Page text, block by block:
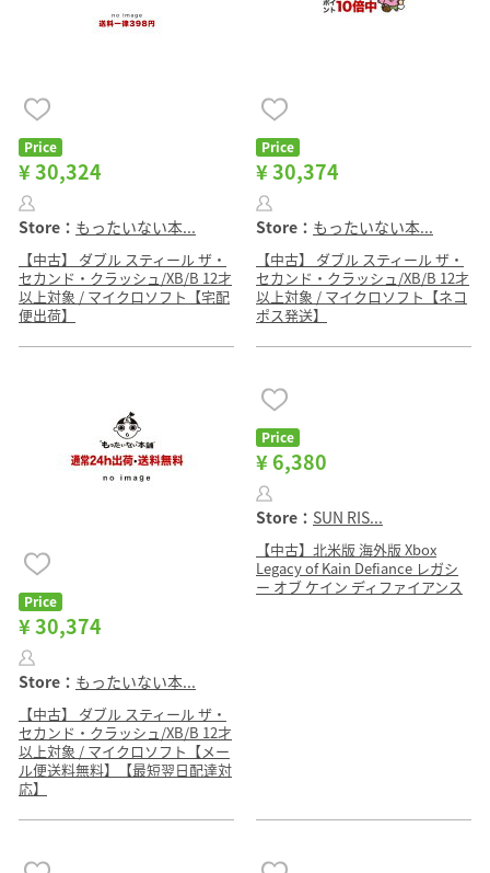
Price
¥ 30,324
Store： もったいない本...
【中古】 ダブル スティール ザ・
セカンド・クラッシュ/XB/B 12才
以上対象 / マイクロソフト【宅配
便出荷】
Price
¥ 30,374
Store： もったいない本...
【中古】 ダブル スティール ザ・
セカンド・クラッシュ/XB/B 12才
以上対象 / マイクロソフト【ネコ
ポス発送】
Price
¥ 30,374
Store： もったいない本...
【中古】 ダブル スティール ザ・
セカンド・クラッシュ/XB/B 12才
以上対象 / マイクロソフト【メー
ル便送料無料】【最短翌日配達対
応】
Price
¥ 6,380
Store： SUN RIS...
【中古】北米版 海外版 Xbox
Legacy of Kain Defiance レガシ
ー オブ ケイン ディファイアンス